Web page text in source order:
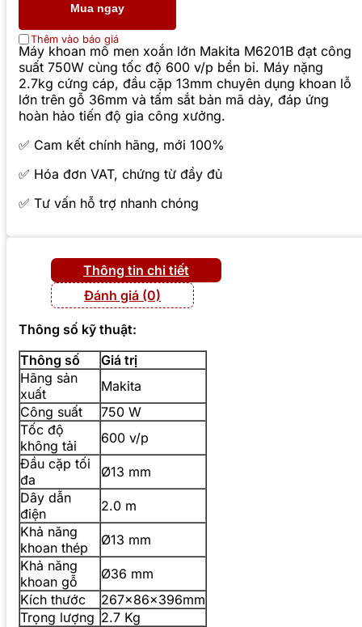
Mua ngay
Thêm vào báo giá
Máy khoan mô men xoắn lớn Makita M6201B đạt công
suất 750W cùng tốc độ 600 v/p bền bỉ. Máy nặng
2.7kg cứng cáp, đầu cặp 13mm chuyên dụng khoan lỗ
lớn trên gỗ 36mm và tấm sắt bản mã dày, đáp ứng
hoàn hảo tiến độ gia công xưởng.
✅ Cam kết chính hãng, mới 100%
✅ Hóa đơn VAT, chứng từ đầy đủ
✅ Tư vấn hỗ trợ nhanh chóng
Thông tin chi tiết
Đánh giá (0)
Thông số kỹ thuật:
Thông số
Giá trị
Hãng sản
xuất
Makita
Công suất
750 W
Tốc độ
không tải
600 v/p
Đầu cặp tối
đa
Ø13 mm
Dây dẫn
điện
2.0 m
Khả năng
khoan thép
Ø13 mm
Khả năng
khoan gỗ
Ø36 mm
Kích thước
267x86x396mm
Trọng lượng 2.7 Kg